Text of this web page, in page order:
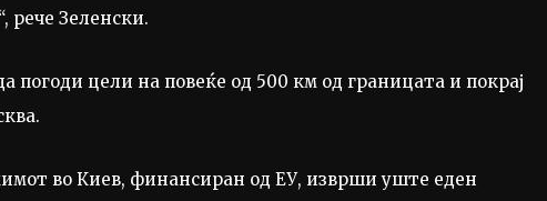
рече Зеленски.
погоди цели на повеќе од 500 км од границата и покрај
во Киев, финансиран од ЕУ, изврши уште еден